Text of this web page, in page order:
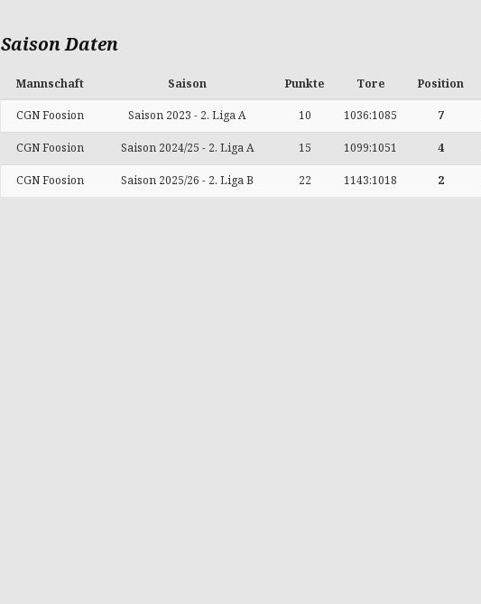
Saison Daten
Mannschaft Saison Punkte Tore Position
CGN Foosion Saison 2023 - 2. Liga A 10 1036:1085 7
CGN Foosion Saison 2024/25 - 2. Liga A 15 1099:1051 4
CGN Foosion Saison 2025/26 - 2. Liga B 22 1143:1018 2